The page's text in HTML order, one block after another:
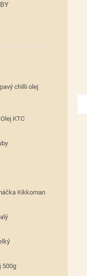
chilli olej
KTC
Kikkoman
500g